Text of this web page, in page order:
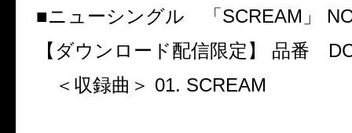
■ニューシングル 「 SCREAM 」
【ダウンロード配信限定】 品番
＜収録曲＞ 01. SCREAM